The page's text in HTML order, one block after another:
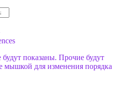
показаны. Прочие будут
мышкой для изменения порядка